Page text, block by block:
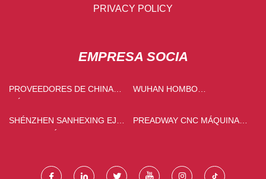
PRIVACY POLICY
EMPRESA SOCIA
PROVEEDORES DE CHINA
FIBRA
WUHAN HOMBO
SHÉNZHEN SANHEXING EJE
PREADWAY CNC MÁQUINA